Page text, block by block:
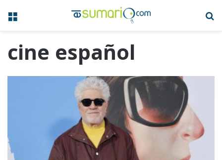
Menú
cine español